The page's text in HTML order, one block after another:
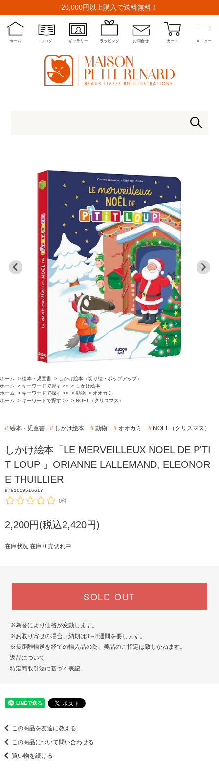
20,000円以上購入で送料無料！
ホーム ブログ ギャラリー ラッピング お問合せ カート メニュー
ホーム > 絵本・児童書 > しかけ絵本（切り絵・ポップアップ）
ホーム
> キーワードで探す >> > しかけ絵本
ホーム
> キーワードで探す >> > 動物 > オオカミ
ホーム
> キーワードで探す >> > NOEL（クリスマス）
# 絵本・児童書 # しかけ絵本 # 動物 # オオカミ # NOEL（クリスマス）
しかけ絵本「LE MERVEILLEUX NOEL DE P'TI
T LOUP 」ORIANNE LALLEMAND, ELEONOR
E THUILLIER
9791039516617
0件
2,200円(税込2,420円)
在庫状況 在庫 0 売切れ中
SOLD OUT
※為替により価格が変動します。
※お取り寄せの場合、納期は3～8週間を要します。
※長距離輸送を経ての輸入品の為、美品のご指定は致しかねます。
返品について
特定商取引法に基づく表記
この商品を友達に教える
この商品について問い合わせる
買い物を続ける